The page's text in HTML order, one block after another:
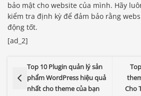
bảo mật cho website của mình. Hãy
kiểm tra định kỳ để đảm bảo rằng
động tốt.
[ad_2]
Top 10 Plugin quản lý sản
phẩm WordPress hiệu quả
nhất cho theme của bạn
Cho